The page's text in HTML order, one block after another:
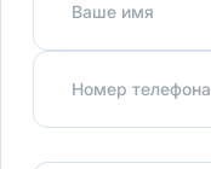
Ваше имя
Номер телефона